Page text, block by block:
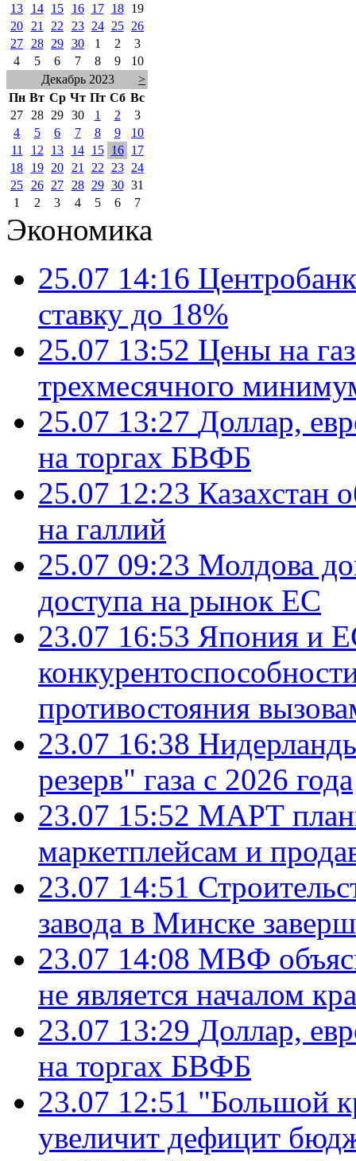
13 14 15 16 17 18
19
20
21 22 23 24 25
26
27
28 29 30 1 2
3
4
5 6 7 8 9
10
Декабрь 2023
>
Пн Вт Ср Чт Пт Сб Вс
27
28 29 30 1 2
3
4
5 6 7 8 9
10
11
12 13 14 15 16
17
18
19 20 21 22 23
24
25
26 27 28 29 30 31
1
2 3 4 5 6 7
Экономика
25.07 14:16
ставку до 18%
25.07 13:52 Цены на
трехмесячного
25.07 13:27 Доллар,
на торгах БВФБ
25.07 12:23 Казахстан
на галлий
25.07 09:23 Молдова
доступа на рынок ЕС
23.07 16:53 Япония и
противостояния
23.07 16:38
резерв" газа с 2026 года
23.07 15:52 МАРТ
маркетплейсам и
23.07 14:51
завода в Минске
23.07 14:08 МВФ
не является началом
23.07 13:29 Доллар,
на торгах БВФБ
23.07 12:51 "Большой
увеличит дефицит